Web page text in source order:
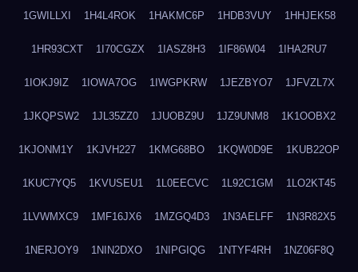
1GWILLXI 1H4L4ROK 1HAKMC6P 1HDB3VUY 1HHJEK58
1HR93CXT 1I70CGZX 1IASZ8H3 1IF86W04 1IHA2RU7
1IOKJ9IZ 1IOWA7OG 1IWGPKRW 1JEZBYO7 1JFVZL7X
1JKQPSW2 1JL35ZZ0 1JUOBZ9U 1JZ9UNM8 1K1OOBX2
1KJONM1Y 1KJVH227 1KMG68BO 1KQW0D9E 1KUB22OP
1KUC7YQ5 1KVUSEU1 1L0EECVC 1L92C1GM 1LO2KT45
1LVWMXC9 1MF16JX6 1MZGQ4D3 1N3AELFF 1N3R82X5
1NERJOY9 1NIN2DXO 1NIPGIQG 1NTYF4RH 1NZ06F8Q